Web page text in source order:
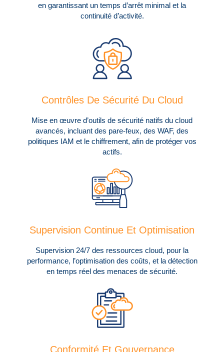
en garantissant un temps d’arrêt minimal et la
continuité d’activité.
Contrôles De Sécurité Du Cloud
Mise en œuvre d’outils de sécurité natifs du cloud
avancés, incluant des pare-feux, des WAF, des
politiques IAM et le chiffrement, afin de protéger vos
actifs.
Supervision Continue Et Optimisation
Supervision 24/7 des ressources cloud, pour la
performance, l’optimisation des coûts, et la détection
en temps réel des menaces de sécurité.
Conformité Et Gouvernance